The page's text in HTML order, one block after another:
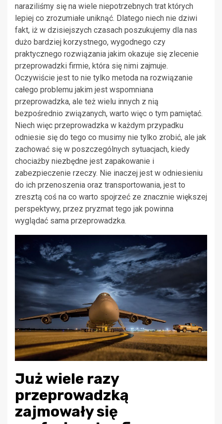
naraziliśmy się na wiele niepotrzebnych trat których
lepiej co zrozumiałe uniknąć. Dlatego niech nie dziwi
fakt, iż w dzisiejszych czasach poszukujemy dla nas
dużo bardziej korzystnego, wygodnego czy
praktycznego rozwiązania jakim okazuje się zlecenie
przeprowadzki firmie, która się nimi zajmuje.
Oczywiście jest to nie tylko metoda na rozwiązanie
całego problemu jakim jest wspomniana
przeprowadzka, ale też wielu innych z nią
bezpośrednio związanych, warto więc o tym pamiętać.
Niech więc przeprowadzka w każdym przypadku
odniesie się do tego co musimy nie tylko zrobić, ale jak
zachować się w poszczególnych sytuacjach, kiedy
chociażby niezbędne jest zapakowanie i
zabezpieczenie rzeczy. Nie inaczej jest w odniesieniu
do ich przenoszenia oraz transportowania, jest to
zresztą coś na co warto spojrzeć ze znacznie większej
perspektywy, przez pryzmat tego jak powinna
wyglądać sama przeprowadzka.
Już wiele razy
przeprowadzką
zajmowały się